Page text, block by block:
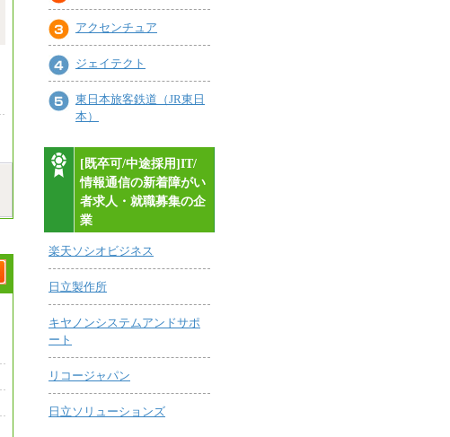
アクセンチュア
ジェイテクト
東日本旅客鉄道（JR東日
本）
[既卒可/中途採用]IT/
情報通信の新着障がい
者求人・就職募集の企
業
楽天ソシオビジネス
日立製作所
キヤノンシステムアンドサポ
ート
リコージャパン
日立ソリューションズ